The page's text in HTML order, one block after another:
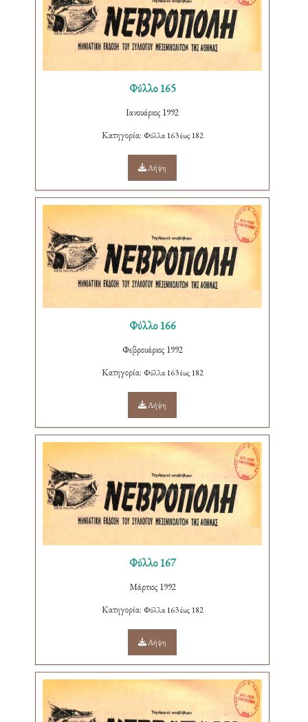
Φύλλο 165
Ιανουάριος 1992
Κατηγορία: Φύλλα 163 έως 182
Λήψη
Φύλλο 166
Φεβρουάριος 1992
Κατηγορία: Φύλλα 163 έως 182
Λήψη
Φύλλο 167
Μάρτιος 1992
Κατηγορία: Φύλλα 163 έως 182
Λήψη